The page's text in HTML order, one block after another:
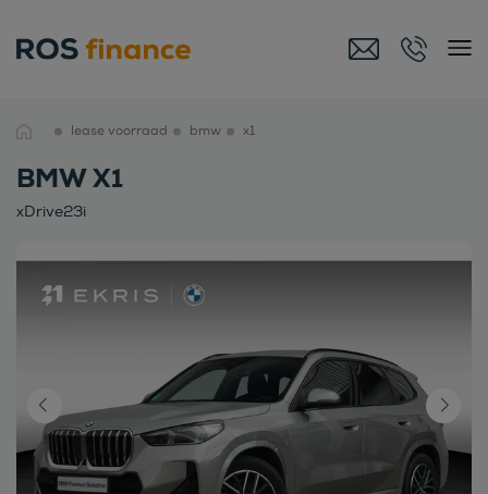
lease voorraad bmw x1
BMW X1
xDrive23i